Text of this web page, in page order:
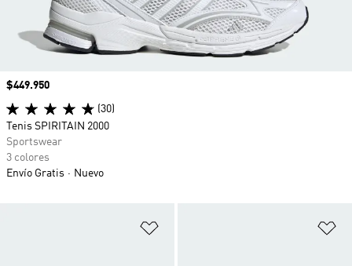
Precio
$449.950
(30)
Tenis SPIRITAIN 2000
Sportswear
3 colores
Envío Gratis
Nuevo